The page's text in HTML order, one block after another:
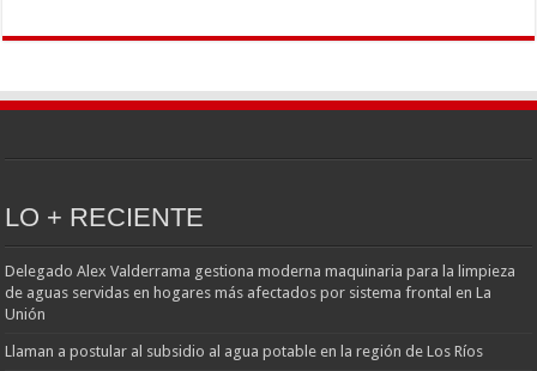
LO + RECIENTE
Delegado Alex Valderrama gestiona moderna maquinaria para la limpieza
de aguas servidas en hogares más afectados por sistema frontal en La
Unión
Llaman a postular al subsidio al agua potable en la región de Los Ríos